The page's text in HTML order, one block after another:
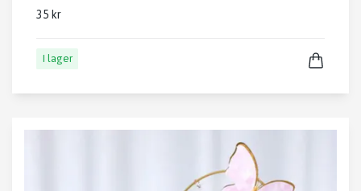
35 kr
I lager